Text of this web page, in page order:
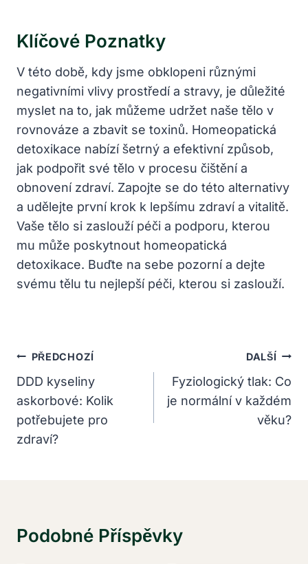
Klíčové Poznatky
V této době, kdy jsme obklopeni různými
negativními vlivy prostředí a ​stravy, je ‌důležité
myslet na to, jak můžeme udržet naše tělo v
rovnováze a zbavit se toxinů. Homeopatická
detoxikace nabízí šetrný a efektivní způsob,
jak podpořit⁣ své tělo v procesu čištění⁣ a
obnovení zdraví. Zapojte se do této alternativy
a udělejte první krok k lepšímu zdraví⁢ a⁣ vitalitě.
Vaše tělo⁣ si zaslouží péči a podporu, kterou
mu může poskytnout homeopatická
detoxikace. Buďte na sebe pozorní a dejte
svému tělu tu ⁢nejlepší⁢ péči, kterou si⁤ zaslouží.
Navigace
Pro
Příspěvek
PŘEDCHOZÍ
DDD kyseliny
askorbové: Kolik
potřebujete pro
zdraví?
DALŠÍ
Fyziologický tlak: Co
je normální v každém
věku?
Podobné Příspěvky